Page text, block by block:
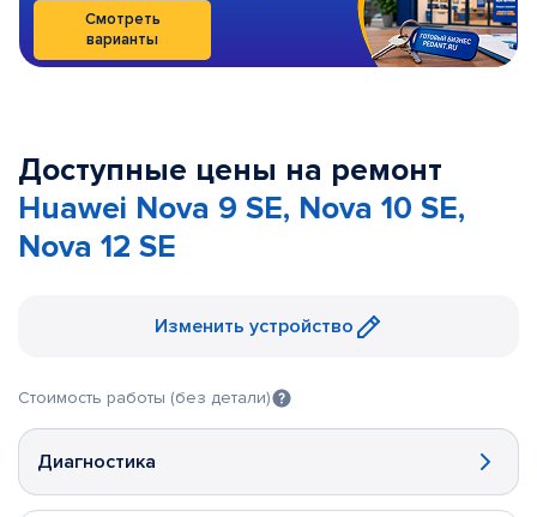
Смотреть
варианты
Доступные цены на ремонт
Huawei Nova 9 SE, Nova 10 SE,
Nova 12 SE
Изменить устройство
Стоимость работы (без детали)
Диагностика